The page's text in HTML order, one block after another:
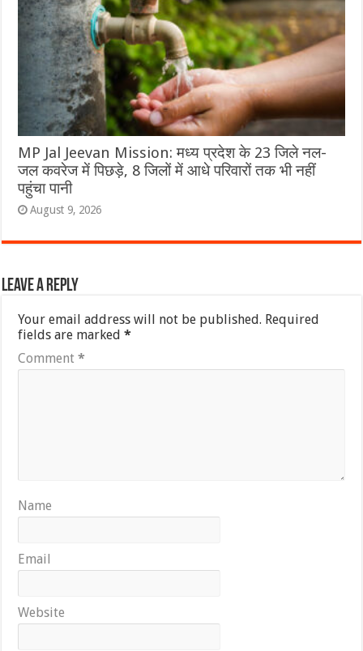
MP Jal Jeevan Mission: मध्य प्रदेश के 23 जिले नल-
जल कवरेज में पिछड़े, 8 जिलों में आधे परिवारों तक भी नहीं
पहुंचा पानी
August 9, 2026
Leave a Reply
Your email address will not be published. Required
fields are marked*
Comment*
Name
Email
Website